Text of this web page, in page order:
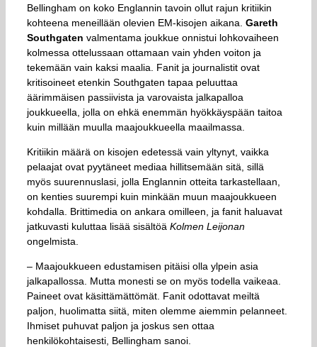
Bellingham on koko Englannin tavoin ollut rajun kritiikin
kohteena meneillään olevien EM-kisojen aikana. Gareth
Southgaten valmentama joukkue onnistui lohkovaiheen
kolmessa ottelussaan ottamaan vain yhden voiton ja
tekemään vain kaksi maalia. Fanit ja journalistit ovat
kritisoineet etenkin Southgaten tapaa peluuttaa
äärimmäisen passiivista ja varovaista jalkapalloa
joukkueella, jolla on ehkä enemmän hyökkäyspään taitoa
kuin millään muulla maajoukkueella maailmassa.
Kritiikin määrä on kisojen edetessä vain yltynyt, vaikka
pelaajat ovat pyytäneet mediaa hillitsemään sitä, sillä
myös suurennuslasi, jolla Englannin otteita tarkastellaan,
on kenties suurempi kuin minkään muun maajoukkueen
kohdalla. Brittimedia on ankara omilleen, ja fanit haluavat
jatkuvasti kuluttaa lisää sisältöä Kolmen Leijonan
ongelmista.
– Maajoukkueen edustamisen pitäisi olla ylpein asia
jalkapallossa. Mutta monesti se on myös todella vaikeaa.
Paineet ovat käsittämättömät. Fanit odottavat meiltä
paljon, huolimatta siitä, miten olemme aiemmin pelanneet.
Ihmiset puhuvat paljon ja joskus sen ottaa
henkilökohtaisesti, Bellingham sanoi.